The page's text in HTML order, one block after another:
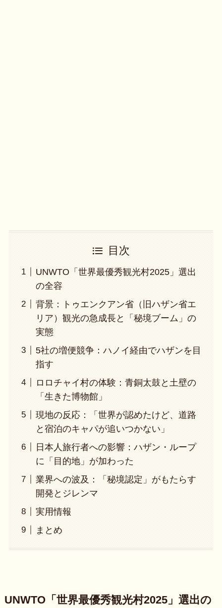
目次
UNWTO「世界最優秀観光村2025」選出
の全容
背景：トゥエンクアン省（旧ハザン省エ
リア）観光の急成長と「秘境ブーム」の
実態
5社の増便競争：ハノイ経由でハザンを目
指す
ロロチャイ村の体験：青銅太鼓と土壁の
「生きた博物館」
現地の反応：「世界が認めたけど、道路
と宿泊のキャパが追いつかない」
日本人旅行者への影響：ハザン・ループ
に「目的地」が加わった
業界への波及：「秘境認定」がもたらす
開発とジレンマ
実用情報
まとめ
UNWTO「世界最優秀観光村2025」選出の